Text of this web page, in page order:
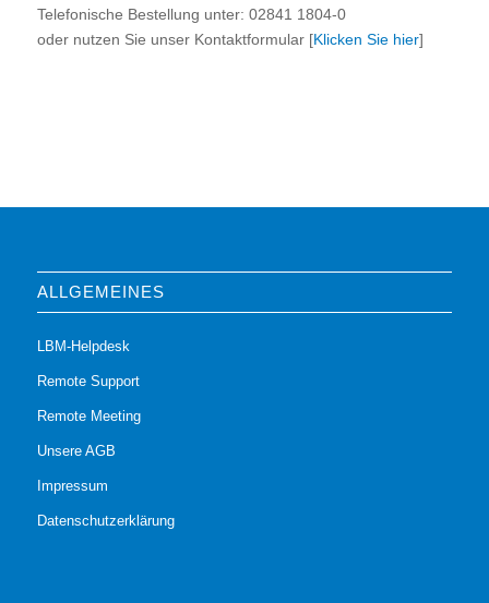
Telefonische Bestellung unter: 02841 1804-0
oder nutzen Sie unser Kontaktformular [Klicken Sie hier]
ALLGEMEINES
LBM-Helpdesk
Remote Support
Remote Meeting
Unsere AGB
Impressum
Datenschutzerklärung